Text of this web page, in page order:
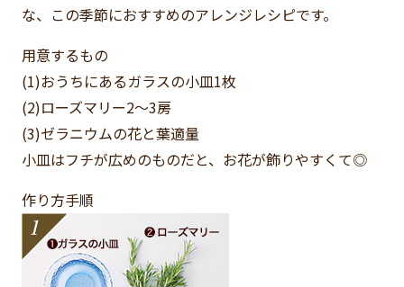
な、この季節におすすめのアレンジレシピです。
用意するもの
(1)おうちにあるガラスの小皿1枚
(2)ローズマリー2～3房
(3)ゼラニウムの花と葉適量
小皿はフチが広めのものだと、お花が飾りやすくて◎
作り方手順